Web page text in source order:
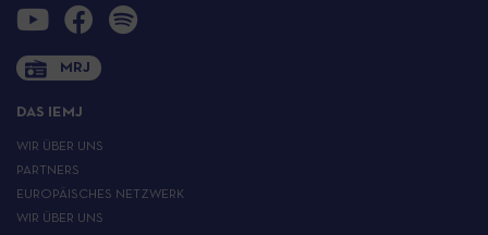
MRJ
DAS IEMJ
WIR ÜBER UNS
PARTNERS
EUROPÄISCHES NETZWERK
WIR ÜBER UNS